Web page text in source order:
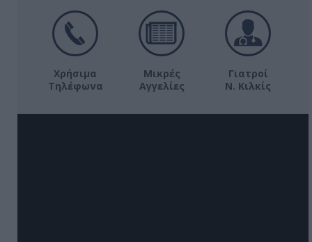
Χρήσιμα
Τηλέφωνα
Μικρές
Αγγελίες
Γιατροί
Ν. Κιλκίς